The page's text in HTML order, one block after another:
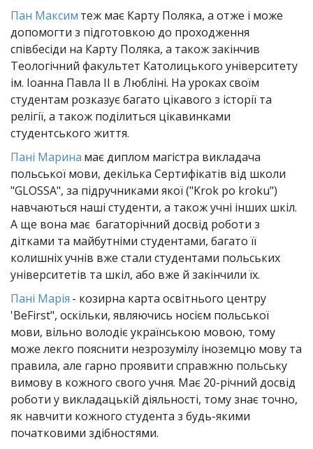
Пан Максим теж має Карту Поляка, а отже і може
допомогти з підготовкою до проходження
співбесіди на Карту Поляка, а також закінчив
Теологічний факультет Католицького університету
ім. Іоанна Павла ІІ в Любліні. На уроках своїм
студентам розказує багато цікавого з історії та
релігії, а також поділиться цікавинками
студентського життя.
Пані Марина має диплом магістра викладача
польської мови, декілька Сертифікатів від школи
"GLOSSA", за підручниками якої ("Krok po kroku")
навчаються наші студенти, а також учні інших шкіл.
А ще вона має  багаторічний досвід роботи з
дітками та майбутніми студентами, багато її
колишніх учнів вже стали студентами польських
університетів та шкіл, або вже й закінчили їх.
Пані Марія - козирна карта освітнього центру
'BeFirst", оскільки, являючись носієм польської
мови, вільно володіє українською мовою, тому
може лекго пояснити незрозумілу іноземцю мову та
правила, але гарно проявити справжню польську
вимову в кожного свого учня. Має 20-річний досвід
роботи у викладацькій діяльності, тому знає точно,
як навчити кожного студента з будь-якими
початковими здібностями.